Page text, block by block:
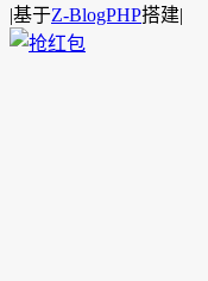
|基于Z-BlogPHP搭建|